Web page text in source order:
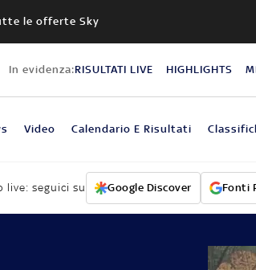
le offerte Sky
In evidenza:RISULTATI LIVE HIGHLIGHTS
Video Calendario E Risultati
live: seguici su Google Discover Fonti